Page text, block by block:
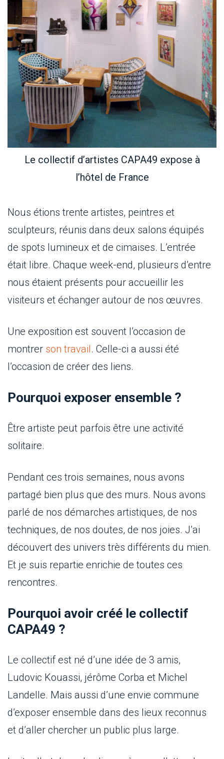
Le collectif d’artistes CAPA49 expose à
l’hôtel de France
Nous étions trente artistes, peintres et
sculpteurs, réunis dans deux salons équipés
de spots lumineux et de cimaises. L’entrée
était libre. Chaque week-end, plusieurs d’entre
nous étaient présents pour accueillir les
visiteurs et échanger autour de nos œuvres.
Une exposition est souvent l’occasion de
montrer son travail. Celle-ci a aussi été
l’occasion de créer des liens.
Pourquoi exposer ensemble ?
Être artiste peut parfois être une activité
solitaire.
Pendant ces trois semaines, nous avons
partagé bien plus que des murs. Nous avons
parlé de nos démarches artistiques, de nos
techniques, de nos doutes, de nos joies. J’ai
découvert des univers très différents du mien.
Et je suis repartie enrichie de toutes ces
rencontres.
Pourquoi avoir créé le collectif
CAPA49 ?
Le collectif est né d’une idée de 3 amis,
Ludovic Kouassi, jérôme Corba et Michel
Landelle. Mais aussi d’une envie commune
d’exposer ensemble dans des lieux reconnus
et d’aller chercher un public plus large.